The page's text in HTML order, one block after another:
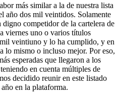
más similar a la de nuestra lista
año dos mil veintidos. Solamente
competidor de la cartelera de
viernes uno o varios títulos
veintiuno y lo ha cumplido, y en
lo mismo o incluso mejor. Por eso,
esperadas que llegaron a los
en cuenta múltiples de
decidido reunir en este listado
en la plataforma.